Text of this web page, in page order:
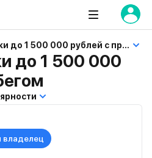
Внедорожники до 1 500 000 рублей с пробегом
до 1 500 000
владелец